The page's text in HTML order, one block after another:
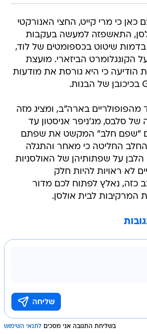
כאן כי מרי קייט, החצי האנורקטי
התאשפזה למעשה בעקבות
בדמות שיטוט בכספומטים של לוד,
הקונגלומרט הביזארי. מועצת
הודיעה כי היא גורסת את מודעות
מהפופולריים בארה"ב, ומציג מזה
סלבס, מג'ניפר אניסטון עד
עם "שפם חלב" המקשט את שפתם
החליטה כי מאחר והתגלה
על שפתותיהן של האולסניות
לא ראויות להיות חלק
כזה, נאלץ לפתוח לכם מדור
המרקיבות לבית אולסן.
בשליחת התגובה אני מסכים לתנאי השימוש